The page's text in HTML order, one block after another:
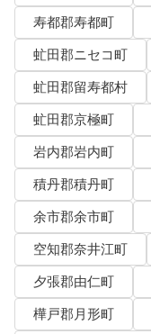
寿都郡寿都町
虻田郡ニセコ町
虻田郡留寿都村
虻田郡京極町
岩内郡岩内町
積丹郡積丹町
余市郡余市町
空知郡奈井江町
夕張郡由仁町
樺戸郡月形町